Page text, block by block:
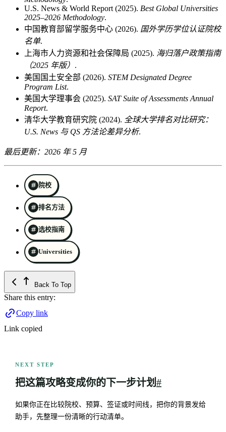
U.S. News & World Report (2025). Best Global Universities
2025–2026 Methodology.
中国教育部留学服务中心 (2026). 国外学历学位认证院校
名单.
上海市人力资源和社会保障局 (2025). 海归落户政策指南
（2025 年版） .
美国国土安全部 (2026). STEM Designated Degree
Program List.
美国大学理事会 (2025). SAT Suite of Assessments Annual
Report.
清华大学教育研究院 (2024). 全球大学排名对比研究：
U.S. News 与 QS 方法论差异分析.
最后更新：2026 年 5 月
院校
排名方法
选校指南
Universities
Back To Top
Share this entry:
Copy link
Link copied
NEXT STEP
把这篇攻略变成你的下一步计划#
如果你正在比较院校、预算、签证或时间线，把你的背景发给
助手，先整理一份清晰的行动清单。